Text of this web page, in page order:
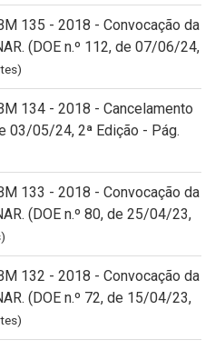
135 - 2018 - Convocação da
(DOE n.º 112, de 07/06/24,
134 - 2018 - Cancelamento
03/05/24, 2ª Edição - Pág.
133 - 2018 - Convocação da
(DOE n.º 80, de 25/04/23,
132 - 2018 - Convocação da
(DOE n.º 72, de 15/04/23,